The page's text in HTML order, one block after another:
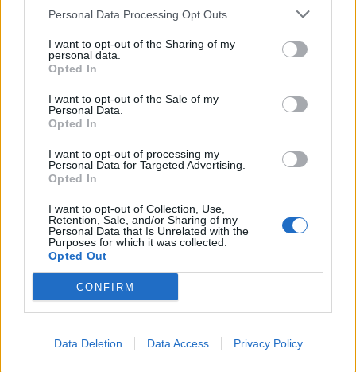
Personal Data Processing Opt Outs
I want to opt-out of the Sharing of my
personal data.
Opted In
I want to opt-out of the Sale of my
Personal Data.
Opted In
I want to opt-out of processing my
Personal Data for Targeted Advertising.
Opted In
I want to opt-out of Collection, Use,
Retention, Sale, and/or Sharing of my
Personal Data that Is Unrelated with the
Purposes for which it was collected.
Opted Out
CONFIRM
Data Deletion Data Access Privacy Policy
Changan vai ajudar Mazda
a baixar emissões de
carbono
CO2 Dióxido de carbono
Mazda
Mazda Mobile Carbon Capture
Virgilio Machado